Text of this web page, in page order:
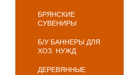
БРЯНСКИЕ
СУВЕНИРЫ
Б/У БАННЕРЫ ДЛЯ
ХОЗ. НУЖД
ДЕРЕВЯННЫЕ